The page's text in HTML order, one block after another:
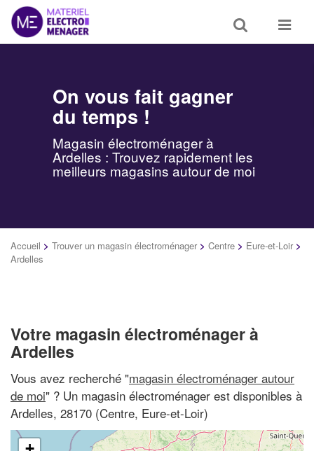
Toggle
search
Toggle
On vous fait gagner
du temps !
Magasin électroménager à
Ardelles : Trouvez rapidement les
meilleurs magasins autour de moi
Accueil > Trouver un magasin électroménager > Centre > Eure-et-Loir >
Ardelles
Votre magasin électroménager à
Ardelles
Vous avez recherché "magasin électroménager autour
de moi" ? Un magasin électroménager est disponibles à
Ardelles, 28170 (Centre, Eure-et-Loir)